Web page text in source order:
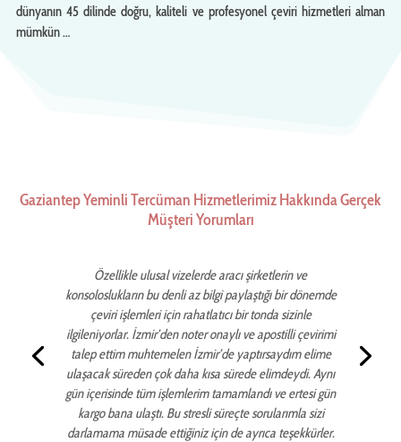
dünyanın 45 dilinde doğru, kaliteli ve profesyonel çeviri hizmetleri alman
mümkün …
Gaziantep Yeminli Tercüman Hizmetlerimiz Hakkında Gerçek
Müşteri Yorumları
Özellikle ulusal vizelerde aracı şirketlerin ve
konsoloslukların bu denli az bilgi paylaştığı bir dönemde
çeviri işlemleri için rahatlatıcı bir tonda sizinle
ilgileniyorlar. İzmir’den noter onaylı ve apostilli çevirimi
talep ettim muhtemelen İzmir’de yaptırsaydım elime
ulaşacak süreden çok daha kısa sürede elimdeydi. Aynı
gün içerisinde tüm işlemlerim tamamlandı ve ertesi gün
kargo bana ulaştı. Bu stresli süreçte sorularımla sizi
darlamama müsade ettiğiniz için de ayrıca teşekkürler.